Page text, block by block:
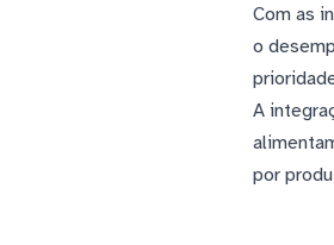
Com as
o
A
por